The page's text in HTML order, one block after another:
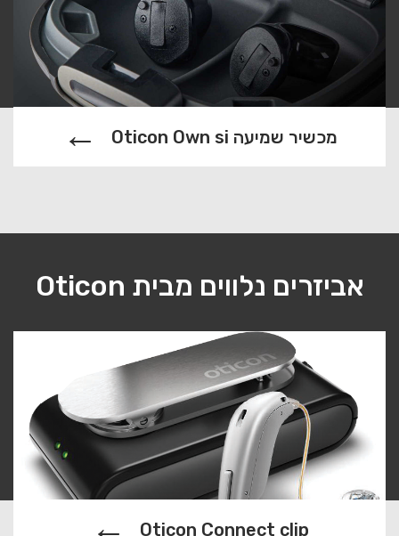
מכשיר שמיעה Oticon Own si
אביזרים נלווים מבית Oticon
Oticon Connect clip